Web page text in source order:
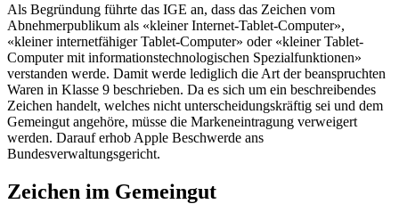
Als Begründung führte das IGE an, dass das Zeichen vom
Abnehmerpublikum als «kleiner Internet-Tablet-Computer»,
«kleiner internetfähiger Tablet-Computer» oder «kleiner Tablet-
Computer mit informationstechnologischen Spezialfunktionen»
verstanden werde. Damit werde lediglich die Art der beanspruchten
Waren in Klasse 9 beschrieben. Da es sich um ein beschreibendes
Zeichen handelt, welches nicht unterscheidungskräftig sei und dem
Gemeingut angehöre, müsse die Markeneintragung verweigert
werden. Darauf erhob Apple Beschwerde ans
Bundesverwaltungsgericht.
Zeichen im Gemeingut